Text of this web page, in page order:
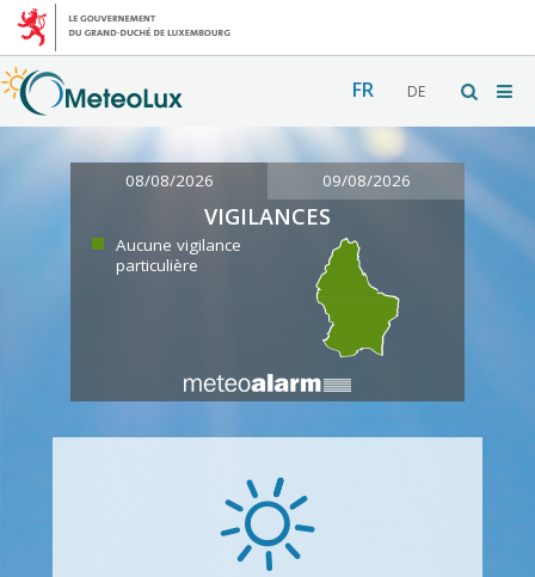
FR DE
08/08/2026 09/08/2026
VIGILANCES
Aucune vigilance
particulière